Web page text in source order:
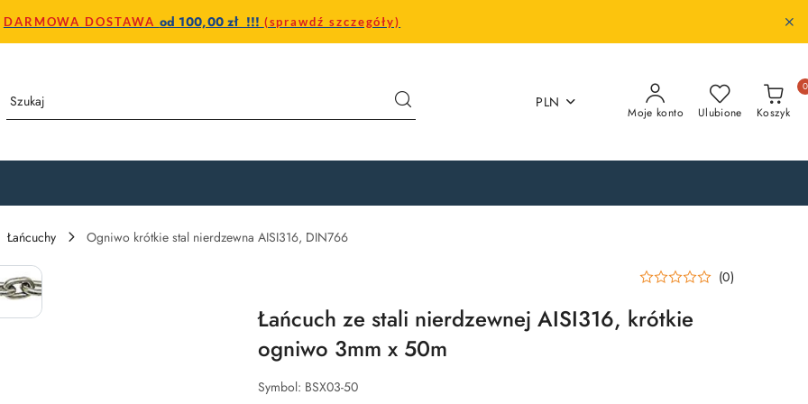
DARMOWA DOSTAWA od 100,00 zł !!! (sprawdź szczegóły)
PLN
Moje konto Ulubione Koszyk
0
Łańcuchy Ogniwo krótkie stal nierdzewna AISI316, DIN766
(0)
Łańcuch ze stali nierdzewnej AISI316, krótkie
ogniwo 3mm x 50m
Symbol: BSX03-50